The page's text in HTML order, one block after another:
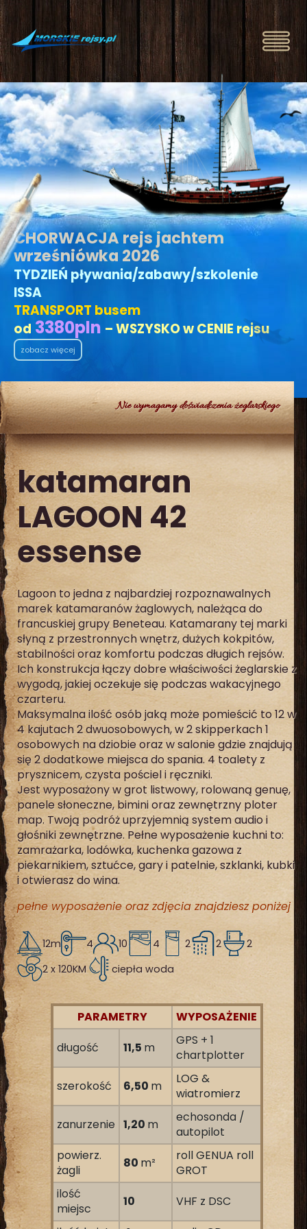
CHORWACJA rejs jachtem
wrześniówka 2026
TYDZIEŃ pływania/zabawy/szkolenie
ISSA
TRANSPORT busem
od 3380pln – WSZYSKO w CENIE rejsu
zobacz więcej
Nie wymagamy doświadczenia żeglarskiego
katamaran
LAGOON 42
essense
Lagoon to jedna z najbardziej rozpoznawalnych
marek katamaranów żaglowych, należąca do
francuskiej grupy Beneteau. Katamarany tej marki
słyną z przestronnych wnętrz, dużych kokpitów,
stabilności oraz komfortu podczas długich rejsów.
Ich konstrukcja łączy dobre właściwości żeglarskie z
wygodą, jakiej oczekuje się podczas wakacyjnego
czarteru.
Maksymalna ilość osób jaką może pomieścić to 12 w
4 kajutach 2 dwuosobowych, w 2 skipperkach 1
osobowych na dziobie oraz w salonie gdzie znajdują
się 2 dodatkowe miejsca do spania. 4 toalety z
prysznicem, czysta pościel i ręczniki.
Jest wyposażony w grot listwowy, rolowaną genuę,
panele słoneczne, bimini oraz zewnętrzny ploter
map. Twoją podróż uprzyjemnią system audio i
głośniki zewnętrzne. Pełne wyposażenie kuchni to:
zamrażarka, lodówka, kuchenka gazowa z
piekarnikiem, sztućce, gary i patelnie, szklanki, kubki
i otwierasz do wina.
pełne wyposażenie oraz zdjęcia znajdziesz poniżej
12m 4 10 4 2 2
2
2 x 120KM
ciepła woda
PARAMETRY
WYPOSAŻENIE
długość
11,5 m
GPS + 1
chartplotter
szerokość
6,50 m
LOG &
wiatromierz
zanurzenie 1,20 m
echosonda /
autopilot
powierz.
żagli
80 m²
roll GENUA roll
GROT
ilość
miejsc
10
VHF z DSC